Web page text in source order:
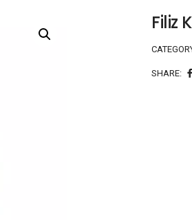
Filiz
SHARE: